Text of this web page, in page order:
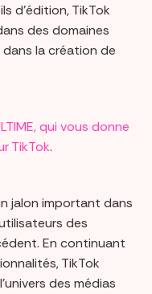
d'édition, TikTok
des domaines
la création de
qui vous donne
TikTok.
jalon important dans
des
En continuant
TikTok
des médias